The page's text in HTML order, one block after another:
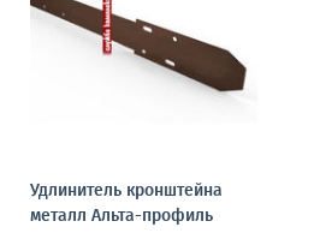
Удлинитель кронштейна
металл Альта-профиль